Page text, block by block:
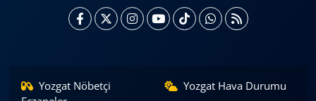
Yozgat Nöbetçi
Yozgat Hava Durumu